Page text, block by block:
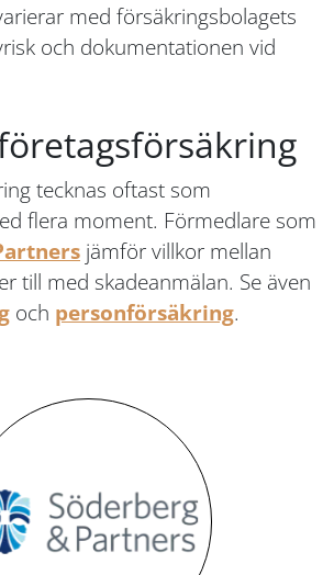
med försäkringsbolagets
och dokumentationen vid
tecknas oftast som
flera moment. Förmedlare som
jämför villkor mellan
till med skadeanmälan. Se även
och personförsäkring.